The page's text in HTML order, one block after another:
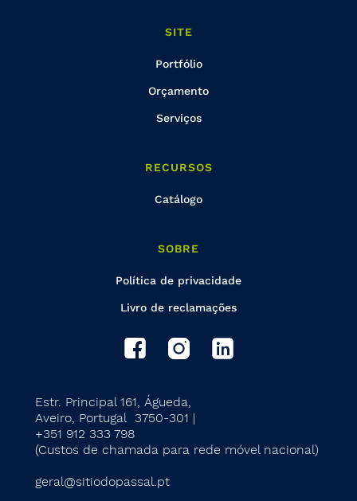
SITE
Portfólio
Orçamento
Serviços
RECURSOS
Catálogo
SOBRE
Política de privacidade
Livro de reclamações
Estr. Principal 161, Águeda,
Aveiro, Portugal 3750-301 |
+351 912 333 798
(Custos de chamada para rede móvel nacional)
geral@sitiodopassal.pt